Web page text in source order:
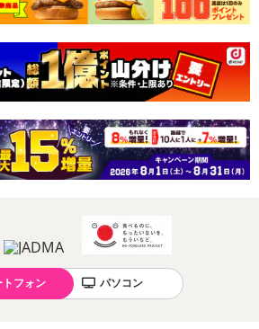
トフォン パソコン